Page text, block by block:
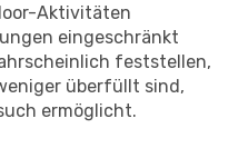
Aktivitäten
eingeschränkt
feststellen,
überfüllt sind,
ermöglicht.